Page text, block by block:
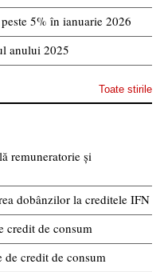
5% în ianuarie 2026
anului 2025
Toate stirile
remuneratorie și
dobânzilor la creditele IFN
credit de consum
credit de consum